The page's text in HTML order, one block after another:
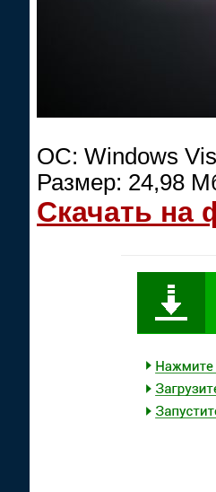
ОС: Windows
Размер: 24,98
Скачать на